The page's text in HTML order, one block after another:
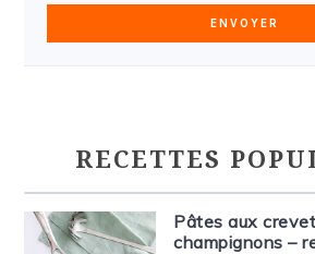
RECETTES
Pâtes aux
champignons –